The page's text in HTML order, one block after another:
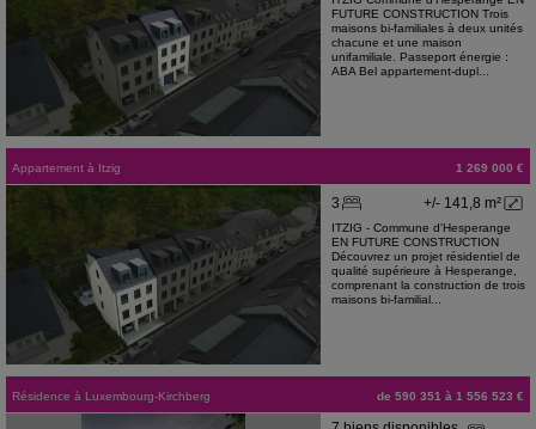
FUTURE CONSTRUCTION Trois
maisons bi-familiales à deux unités
chacune et une maison
unifamiliale. Passeport énergie :
ABA Bel appartement-dupl...
Appartement à Itzig 1 269 000 €
+/- 141,8 m²
3
ITZIG - Commune d'Hesperange
EN FUTURE CONSTRUCTION
Découvrez un projet résidentiel de
qualité supérieure à Hesperange,
comprenant la construction de trois
maisons bi-familial...
Résidence à Luxembourg-Kirchberg de 590 351 à 1 556 523 €